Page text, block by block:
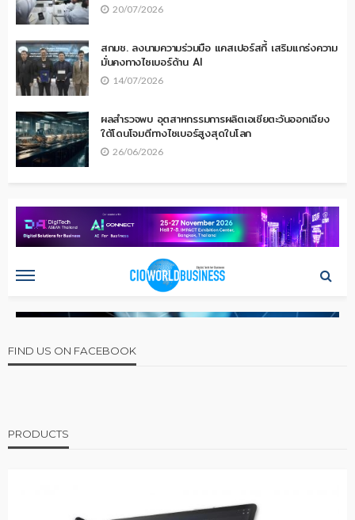
20/07/2026
สกมช. ลงนามความร่วมมือ แคสเปอร์สกี้ เสริมแกร่งความ
มั่นคงทางไซเบอร์ด้าน AI
14/07/2026
ผลสำรวจพบ อุตสาหกรรมการผลิตเอเชียตะวันออกเฉียง
ใต้โดนโจมตีทางไซเบอร์สูงสุดในโลก
26/06/2026
FIND US ON FACEBOOK
PRODUCTS